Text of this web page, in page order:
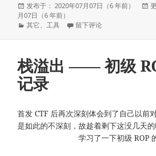
发
布
于
发布于： 2020年07月07日（6 年前）
发
月07日（6 年前）
分
其它、工具 于Wireguard Network,
留下评论
栈溢出 —— 初级
记录
首发 CTF 后再次深刻体会到了自己以前
是如此的不深刻，故趁着剩下这没几天
拿来补作业吗？）学习了一下初级 ROP